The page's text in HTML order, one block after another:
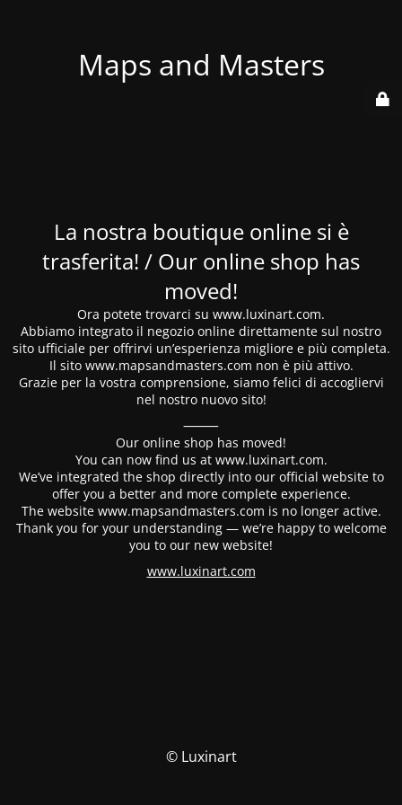
Maps and Masters
La nostra boutique online si è
trasferita! / Our online shop has
moved!
Ora potete trovarci su www.luxinart.com.
Abbiamo integrato il negozio online direttamente sul nostro
sito ufficiale per offrirvi un’esperienza migliore e più completa.
Il sito www.mapsandmasters.com non è più attivo.
Grazie per la vostra comprensione, siamo felici di accogliervi
nel nostro nuovo sito!
⸻
Our online shop has moved!
You can now find us at www.luxinart.com.
We’ve integrated the shop directly into our official website to
offer you a better and more complete experience.
The website www.mapsandmasters.com is no longer active.
Thank you for your understanding — we’re happy to welcome
you to our new website!
www.luxinart.com
© Luxinart